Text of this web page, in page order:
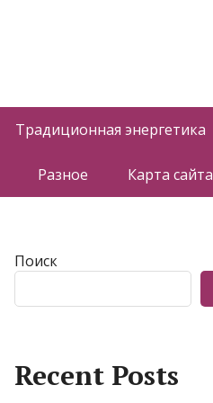
Традиционная энергетика
Разное Карта сайта
Поиск
Recent Posts